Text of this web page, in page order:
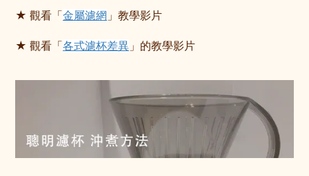
★ 觀看「金屬濾網 」教學影片
★ 觀看「各式濾杯差異 」的教學影片